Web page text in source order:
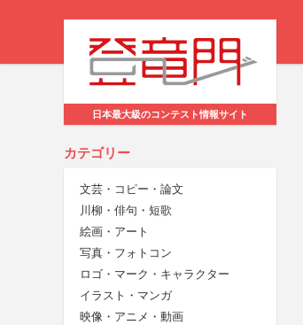
日本最大級のコンテスト情報サイト
カテゴリー
文芸・コピー・論文
川柳・俳句・短歌
絵画・アート
写真・フォトコン
ロゴ・マーク・キャラクター
イラスト・マンガ
映像・アニメ・動画